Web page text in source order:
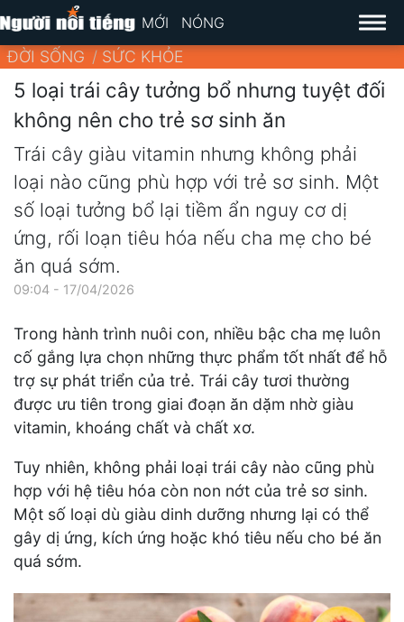
MỚI NÓNG
ĐỜI SỐNG SỨC KHỎE
5 loại trái cây tưởng bổ nhưng tuyệt đối
không nên cho trẻ sơ sinh ăn
Trái cây giàu vitamin nhưng không phải
loại nào cũng phù hợp với trẻ sơ sinh. Một
số loại tưởng bổ lại tiềm ẩn nguy cơ dị
ứng, rối loạn tiêu hóa nếu cha mẹ cho bé
ăn quá sớm.
09:04 - 17/04/2026
Trong hành trình nuôi con, nhiều bậc cha mẹ luôn
cố gắng lựa chọn những thực phẩm tốt nhất để hỗ
trợ sự phát triển của trẻ. Trái cây tươi thường
được ưu tiên trong giai đoạn ăn dặm nhờ giàu
vitamin, khoáng chất và chất xơ.
Tuy nhiên, không phải loại trái cây nào cũng phù
hợp với hệ tiêu hóa còn non nớt của trẻ sơ sinh.
Một số loại dù giàu dinh dưỡng nhưng lại có thể
gây dị ứng, kích ứng hoặc khó tiêu nếu cho bé ăn
quá sớm.